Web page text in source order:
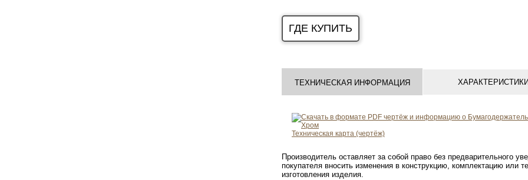
ГДЕ КУПИТЬ
ТЕХНИЧЕСКАЯ ИНФОРМАЦИЯ
Техническая карта (чертёж)
Производитель оставляет за собой право без предварительного
покупателя вносить изменения в конструкцию, комплектацию или
изготовления изделия.
ХАРАКТЕРИСТИКИ